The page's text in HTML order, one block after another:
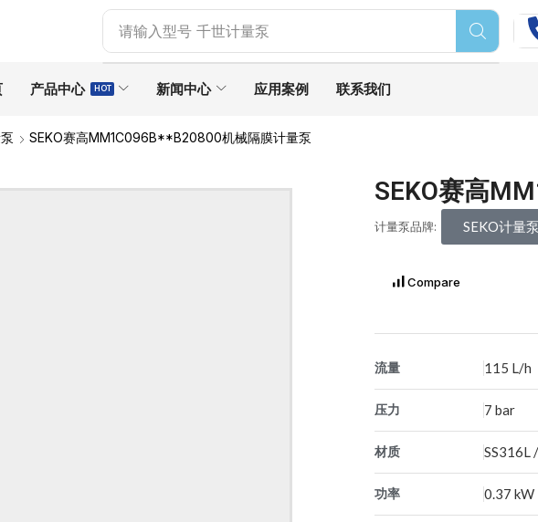
请输入型号 千世计量泵
产品中心 HOT 新闻中心 应用案例 联系我们
SEKO赛高MM1C096B**B20800机械隔膜计量泵
SEKO赛高
计量泵品牌: SEKO计量泵
Compare
流量 115 L/h
压力 7 bar
材质 SS316L
功率 0.37 kW